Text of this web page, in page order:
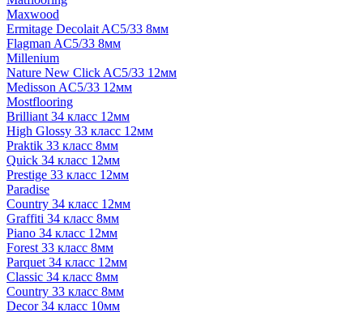
Maxwood
Ermitage Decolait AC5/33 8мм
Flagman AC5/33 8мм
Millenium
Nature New Click AC5/33 12мм
Medisson AC5/33 12мм
Mostflooring
Brilliant 34 класс 12мм
High Glossy 33 класс 12мм
Praktik 33 класс 8мм
Quick 34 класс 12мм
Prestige 33 класс 12мм
Paradise
Country 34 класс 12мм
Graffiti 34 класс 8мм
Piano 34 класс 12мм
Forest 33 класс 8мм
Parquet 34 класс 12мм
Classic 34 класс 8мм
Country 33 класс 8мм
Decor 34 класс 10мм